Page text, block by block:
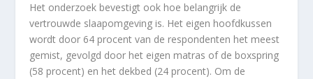
Het onderzoek bevestigt ook hoe belangrijk de
vertrouwde slaapomgeving is. Het eigen hoofdkussen
wordt door 64 procent van de respondenten het meest
gemist, gevolgd door het eigen matras of de boxspring
(58 procent) en het dekbed (24 procent). Om de